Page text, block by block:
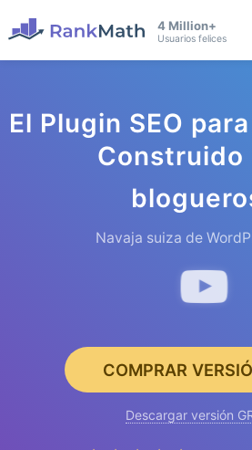
4 Million+
Usuarios felices
El Plugin SEO
Construido
Navaja suiza de
COMPRAR
Descargar versión